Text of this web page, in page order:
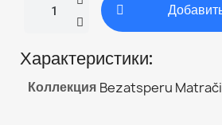
Характеристики:
Коллекция Bezatsperu Matrači